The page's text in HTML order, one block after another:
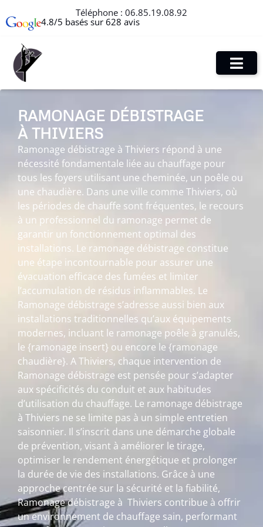
Téléphone : 06.85.19.08.92
4.8/5 basés sur 628 avis
RAMONAGE DÉBISTRAGE
À THIVIERS
Ramonage débistrage à Thiviers répond à une
nécessité fondamentale liée au chauffage pour
tous les foyers utilisant une cheminée, un poêle ou
une chaudière. Dans une ville comme Thiviers, où
les périodes de chauffe sont fréquentes, le recours
à un professionnel du ramonage permet de
garantir un fonctionnement optimal des
installations. Le ramonage débistrage constitue
une étape incontournable pour assurer une
évacuation efficace des fumées et limiter
l’accumulation de résidus inflammables. Le
Ramonage débistrage s’adresse aussi bien aux
installations traditionnelles qu’aux équipements
modernes, incluant le ramonage poêle à granulés,
le {ramonage insert} ou encore le {ramonage
chaudière}. A Thiviers, chaque intervention de
Ramonage débistrage est pensée pour s’adapter
aux spécificités du conduit et aux habitudes
d’utilisation du chauffage. Le ramonage débistrage
à Thiviers ne se limite pas à un simple entretien
saisonnier. Il s’inscrit dans une démarche globale
de prévention, visant à améliorer le tirage,
optimiser le rendement énergétique et prolonger
la durée de vie des installations. Grâce à une
approche centrée sur la sécurité et la fiabilité,
Ramonage débistrage à Thiviers contribue à offrir
un environnement de chauffage sain, performant